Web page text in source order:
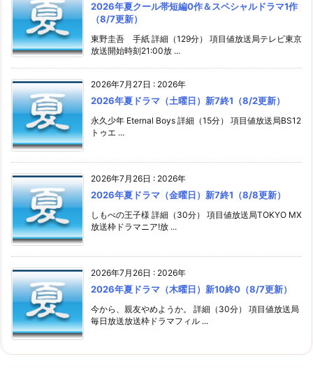
2026年夏クール帯短編0作＆スペシャルドラマ1作
（8/7更新）
東野圭吾 手紙 詳細（129分） 項目値放送局テレビ東京
放送開始時刻21:00放 ...
2026年7月27日 : 2026年
2026年夏ドラマ（土曜日）新7終1（8/2更新）
永久少年 Eternal Boys 詳細（15分） 項目値放送局BS12
トゥエ ...
2026年7月26日 : 2026年
2026年夏ドラマ（金曜日）新7終1（8/8更新）
しもべの王子様 詳細（30分） 項目値放送局TOKYO MX
放送枠ドラマニア!放 ...
2026年7月26日 : 2026年
2026年夏ドラマ（木曜日）新10終0（8/7更新）
今から、親友やめようか。 詳細（30分） 項目値放送局
毎日放送放送枠ドラマフィル ...